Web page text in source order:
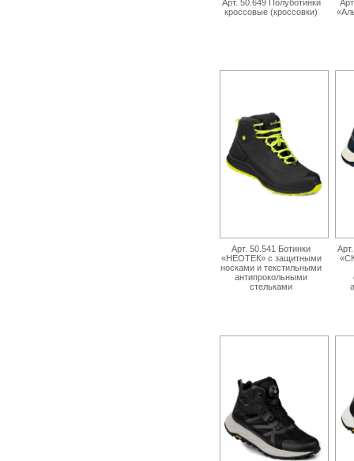
Арт. 50.649 Полуботинки
кроссовые (кроссовки)
Арт. 50.541 Ботинки
«НЕОТЕК» с защитными
носками и текстильными
антипрокольными
стельками